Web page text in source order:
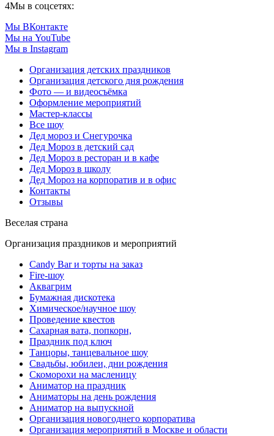
4Мы в соцсетях:
Мы ВКонтакте
Мы на YouTube
Мы в Instagram
Организация детских праздников
Организация детского дня рождения
Фото — и видеосъёмка
Оформление мероприятий
Мастер-классы
Все шоу
Дед мороз и Снегурочка
Дед Мороз в детский сад
Дед Мороз в ресторан и в кафе
Дед Мороз в школу
Дед Мороз на корпоратив и в офис
Контакты
Отзывы
Веселая страна
Организация праздников и мероприятий
Candy Bar и торты на заказ
Fire-шоу
Аквагрим
Бумажная дискотека
Химическое/научное шоу
Проведение квестов
Сахарная вата, попкорн,
Праздник под ключ
Танцоры, танцевальное шоу
Свадьбы, юбилеи, дни рождения
Скоморохи на масленицу
Аниматор на праздник
Аниматоры на день рождения
Аниматор на выпускной
Организация новогоднего корпоратива
Организация мероприятий в Москве и области